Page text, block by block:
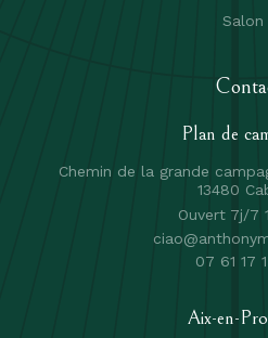
Salon
Plan de
Chemin de la grande
13480
Ouvert 7j/7
07 61 17
Aix-en-